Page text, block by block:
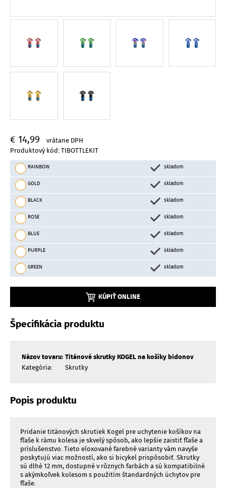
€ 14,99
vrátane DPH
Produktový kód: TIBOTTLEKIT
RAINBOW skladom
GOLD skladom
BLACK skladom
ROSE skladom
BLUE skladom
PURPLE skladom
GREEN skladom
KÚPIŤ ONLINE
Špecifikácia produktu
Názov tovaru: Titánové skrutky KOGEL na košíky bidonov
Kategória:
Skrutky
Popis produktu
Pridanie titánových skrutiek Kogel pre uchytenie košíkov na
fľaše k rámu kolesa je skvelý spôsob, ako lepšie zaistiť fľaše a
príslušenstvo. Tieto eloxované farebné varianty vám navyše
poskytujú viac možností, ako si bicykel prispôsobiť. Skrutky
sú dlhé 12 mm, dostupné v rôznych farbách a sú kompatibilné
s akýmkoľvek kolesom s použitím štandardných úchytov pre
fľaše.